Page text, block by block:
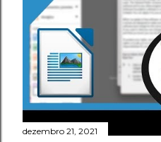
dezembro 21, 2021